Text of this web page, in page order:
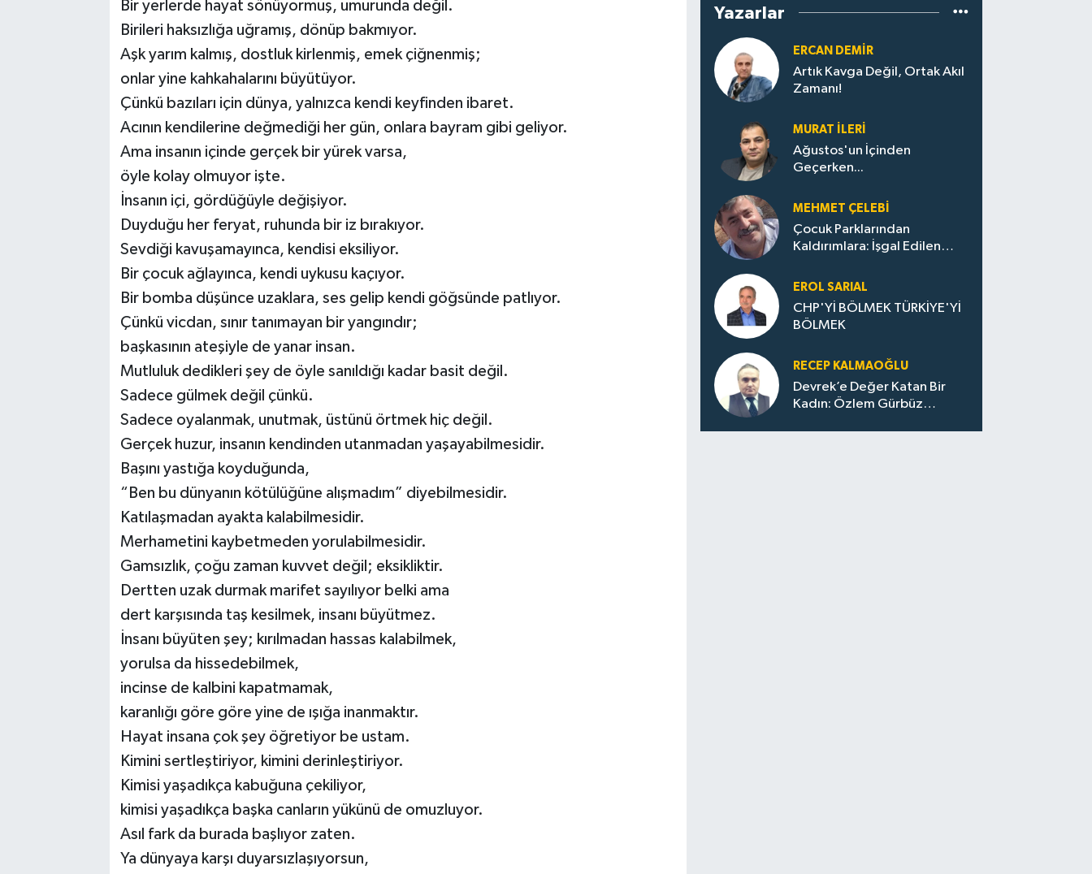
Bir yerlerde hayat sönüyormuş, umurunda değil.
Birileri haksızlığa uğramış, dönüp bakmıyor.
Aşk yarım kalmış, dostluk kirlenmiş, emek çiğnenmiş;
onlar yine kahkahalarını büyütüyor.
Çünkü bazıları için dünya, yalnızca kendi keyfinden ibaret.
Acının kendilerine değmediği her gün, onlara bayram gibi geliyor.
Ama insanın içinde gerçek bir yürek varsa,
öyle kolay olmuyor işte.
İnsanın içi, gördüğüyle değişiyor.
Duyduğu her feryat, ruhunda bir iz bırakıyor.
Sevdiği kavuşamayınca, kendisi eksiliyor.
Bir çocuk ağlayınca, kendi uykusu kaçıyor.
Bir bomba düşünce uzaklara, ses gelip kendi göğsünde patlıyor.
Çünkü vicdan, sınır tanımayan bir yangındır;
başkasının ateşiyle de yanar insan.
Mutluluk dedikleri şey de öyle sanıldığı kadar basit değil.
Sadece gülmek değil çünkü.
Sadece oyalanmak, unutmak, üstünü örtmek hiç değil.
Gerçek huzur, insanın kendinden utanmadan yaşayabilmesidir.
Başını yastığa koyduğunda,
“Ben bu dünyanın kötülüğüne alışmadım” diyebilmesidir.
Katılaşmadan ayakta kalabilmesidir.
Merhametini kaybetmeden yorulabilmesidir.
Gamsızlık, çoğu zaman kuvvet değil; eksikliktir.
Dertten uzak durmak marifet sayılıyor belki ama
dert karşısında taş kesilmek, insanı büyütmez.
İnsanı büyüten şey; kırılmadan hassas kalabilmek,
yorulsa da hissedebilmek,
incinse de kalbini kapatmamak,
karanlığı göre göre yine de ışığa inanmaktır.
Hayat insana çok şey öğretiyor be ustam.
Kimini sertleştiriyor, kimini derinleştiriyor.
Kimisi yaşadıkça kabuğuna çekiliyor,
kimisi yaşadıkça başka canların yükünü de omuzluyor.
Asıl fark da burada başlıyor zaten.
Ya dünyaya karşı duyarsızlaşıyorsun,
Yazarlar
ERCAN DEMIR
Artık Kavga Değil, Ortak Akıl
Zamanı!
MURAT İLERI
Ağustos'un İçinden
Geçerken...
MEHMET ÇELEBI
Çocuk Parklarından
Kaldırımlara: İşgal Edilen
Evler Çöp Dolu
EROL SARIAL
CHP'Yİ BÖLMEK TÜRKİYE'Yİ
BÖLMEK
RECEP KALMAOĞLU
Devrek’e Değer Katan Bir
Kadın: Özlem Gürbüz